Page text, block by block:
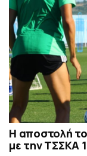
Η αποστολή
με την ΤΣΣΚΑ